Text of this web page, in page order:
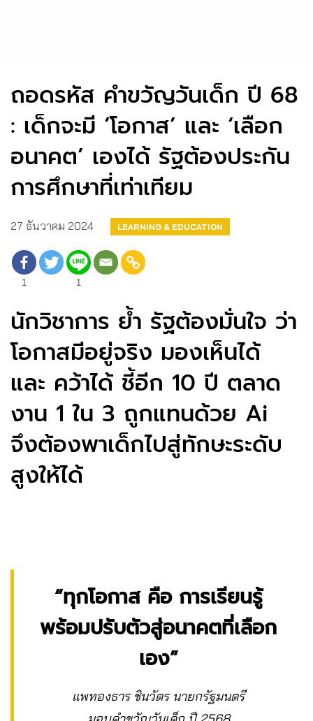
ถอดรหัส คำขวัญวันเด็ก ปี 68
: เด็กจะมี ‘โอกาส’ และ ‘เลือก
อนาคต’ เองได้ รัฐต้องประกัน
การศึกษาที่เท่าเทียม
27 ธันวาคม 2024 LEARNING & EDUCATION
1 1
นักวิชาการ ย้ำ รัฐต้องมั่นใจ ว่า
โอกาสมีอยู่จริง มองเห็นได้
และ คว้าได้ ชี้อีก 10 ปี ตลาด
งาน 1 ใน 3 ถูกแทนด้วย Ai
จึงต้องพาเด็กไปสู่ทักษะระดับ
สูงให้ได้
“ทุกโอกาส คือ การเรียนรู้
พร้อมปรับตัวสู่อนาคตที่เลือก
เอง”
แพทองธาร ชินวัตร นายกรัฐมนตรี